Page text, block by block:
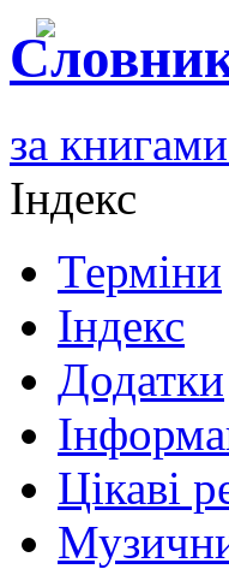
за
Індекс
Терміни
Індекс
Додатки
Цікаві